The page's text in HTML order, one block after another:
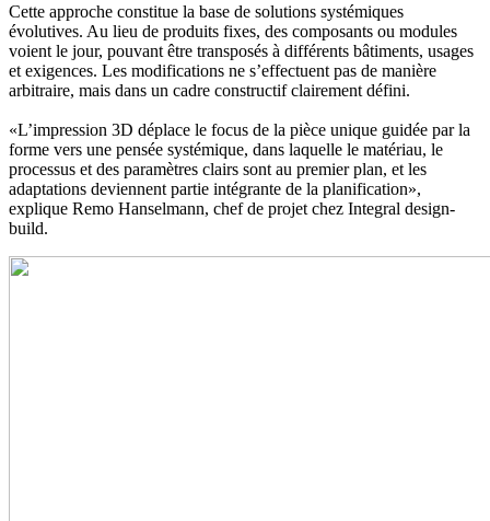
Cette approche constitue la base de solutions systémiques
évolutives. Au lieu de produits fixes, des composants ou modules
voient le jour, pouvant être transposés à différents bâtiments, usages
et exigences. Les modifications ne s’effectuent pas de manière
arbitraire, mais dans un cadre constructif clairement défini.
«L’impression 3D déplace le focus de la pièce unique guidée par la
forme vers une pensée systémique, dans laquelle le matériau, le
processus et des paramètres clairs sont au premier plan, et les
adaptations deviennent partie intégrante de la planification»,
explique Remo Hanselmann, chef de projet chez Integral design-
build.